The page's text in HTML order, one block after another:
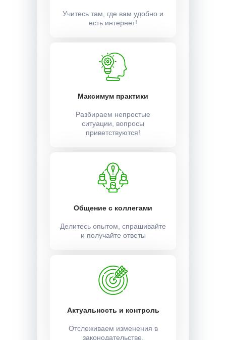
Учитесь там, где вам удобно и
есть интернет!
Максимум практики
Разбираем непростые
ситуации, вопросы
приветствуются!
Общение с коллегами
Делитесь опытом, спрашивайте
и получайте ответы
Актуальность и контроль
Отслеживаем изменения в
законодательстве.